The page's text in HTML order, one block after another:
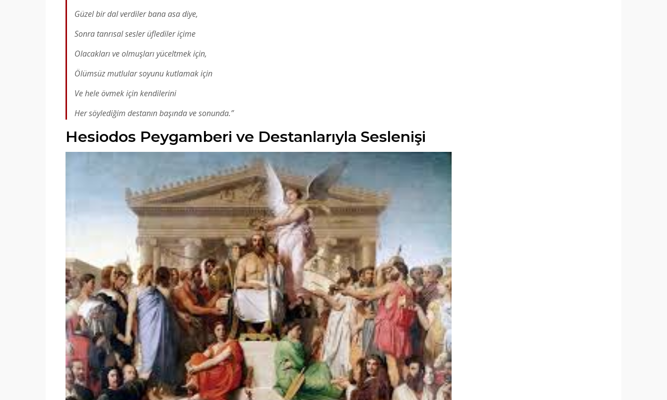
Güzel bir dal verdiler bana asa diye,
Sonra tanrısal sesler üflediler içime
Olacakları ve olmuşları yüceltmek için,
Ölümsüz mutlular soyunu kutlamak için
Ve hele övmek için kendilerini
Her söylediğim destanın başında ve sonunda.”
Hesiodos Peygamberi ve Destanlarıyla Seslenişi